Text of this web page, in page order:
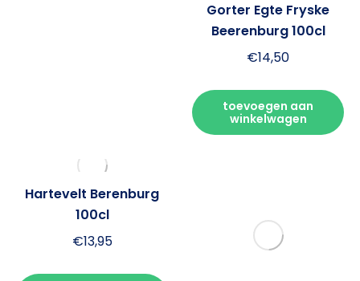
Gorter Egte Fryske
Beerenburg 100cl
€14,50
toevoegen aan
winkelwagen
Hartevelt Berenburg
100cl
€13,95
100cl